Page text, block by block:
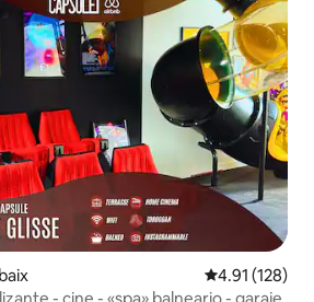
Calificación
4.91 (128)